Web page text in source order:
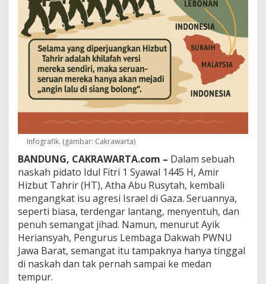
t
T
h
r
i
r
D
i
k
i
B
i
s
a
K
i
r
i
m
0
Infografik. (gambar: Cakrawarta)
BANDUNG, CAKRAWARTA.com – Dalam sebuah
naskah pidato Idul Fitri 1 Syawal 1445 H, Amir
Hizbut Tahrir (HT), Atha Abu Rusytah, kembali
mengangkat isu agresi Israel di Gaza. Seruannya,
seperti biasa, terdengar lantang, menyentuh, dan
penuh semangat jihad. Namun, menurut Ayik
Heriansyah, Pengurus Lembaga Dakwah PWNU
Jawa Barat, semangat itu tampaknya hanya tinggal
di naskah dan tak pernah sampai ke medan
tempur.